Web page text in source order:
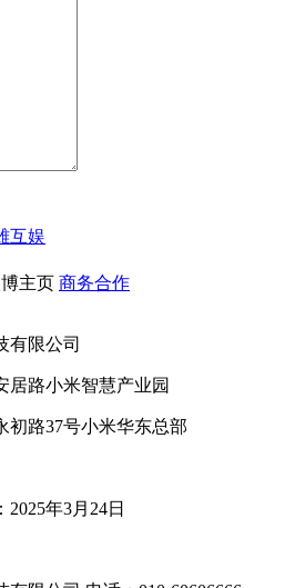
互娱
主页 商务合作
有限公司
居路小米智慧产业园
初路37号小米华东总部
2025年3月24日